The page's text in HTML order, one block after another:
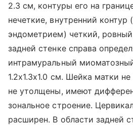
2.3 см, контуры его на
нечеткие, внутренний контур
эндометрием) четкий,
задней стенке справа
интрамуральный
1.2х1.3х1.0 см. Шейка матки
не утолщены, имеют
зональное строение.
расширен. В области задней